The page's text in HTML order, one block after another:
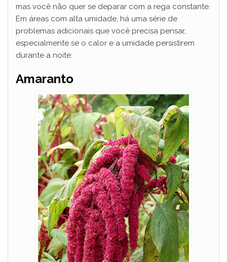
mas você não quer se deparar com a rega constante.
Em áreas com alta umidade, há uma série de
problemas adicionais que você precisa pensar,
especialmente se o calor e a umidade persistirem
durante a noite:
Amaranto